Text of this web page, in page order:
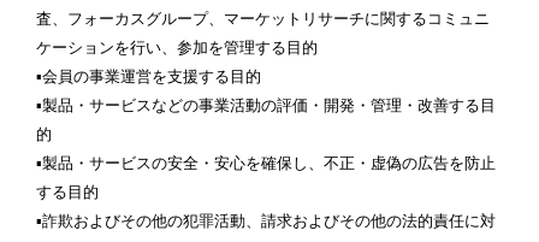
査、フォーカスグループ、マーケットリサーチに関するコミュニ
ケーションを行い、参加を管理する目的
▪会員の事業運営を支援する目的
▪製品・サービスなどの事業活動の評価・開発・管理・改善する目
的
▪製品・サービスの安全・安心を確保し、不正・虚偽の広告を防止
する目的
▪詐欺およびその他の犯罪活動、請求およびその他の法的責任に対